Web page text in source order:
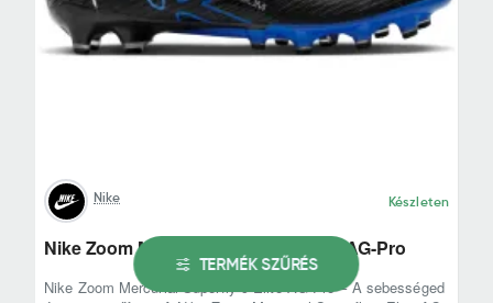
Nike Készleten
Nike Zoom Mercurial Superfly 9 Elite AG-Pro
Nike Zoom Mercurial Superfly 9 Elite AG-Pro – A sebességed
TERMÉK SZŰRÉS